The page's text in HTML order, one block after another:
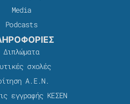
Media
Podcasts
Διπλώματα
σχολές
Α.Ε.Ν.
εγγραφής ΚΕΣΕΝ